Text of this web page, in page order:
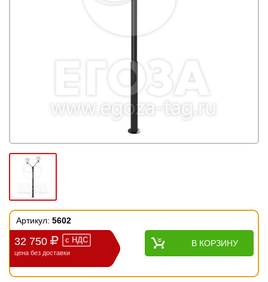
Артикул: 5602
32 750 с НДС
цена без доставки
В КОРЗИНУ